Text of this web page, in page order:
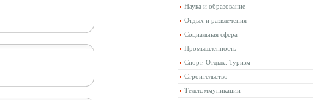
Наука и образование
Отдых и развлечения
Социальная сфера
Промышленность
Спорт. Отдых. Туризм
Строительство
Телекоммуникации